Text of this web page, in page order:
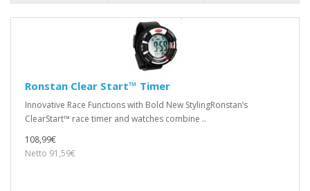
Ronstan Clear Start™ Timer
Innovative Race Functions with Bold New StylingRonstan’s
ClearStart™ race timer and watches combine ..
108,99€
Netto 91,59€